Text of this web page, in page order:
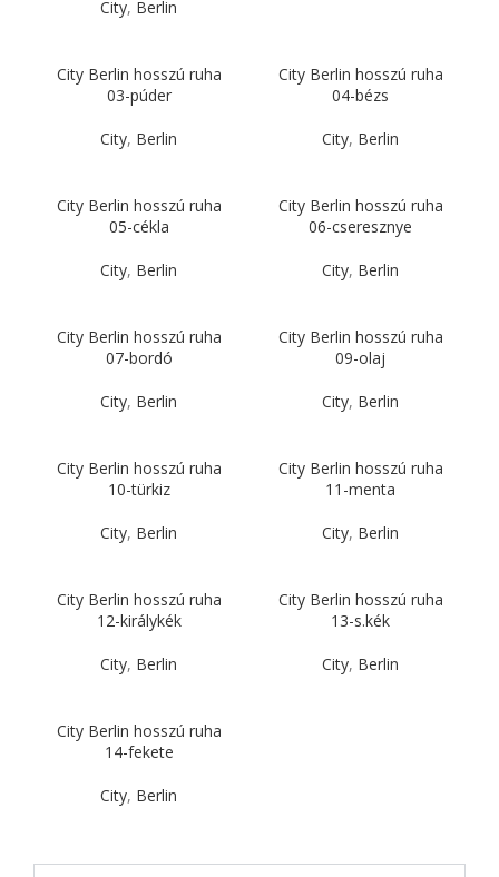
City, Berlin
City Berlin hosszú ruha
03-púder
City, Berlin
City Berlin hosszú ruha
04-bézs
City, Berlin
City Berlin hosszú ruha
05-cékla
City, Berlin
City Berlin hosszú ruha
06-cseresznye
City, Berlin
City Berlin hosszú ruha
07-bordó
City, Berlin
City Berlin hosszú ruha
09-olaj
City, Berlin
City Berlin hosszú ruha
10-türkiz
City, Berlin
City Berlin hosszú ruha
11-menta
City, Berlin
City Berlin hosszú ruha
12-királykék
City, Berlin
City Berlin hosszú ruha
13-s.kék
City, Berlin
City Berlin hosszú ruha
14-fekete
City, Berlin